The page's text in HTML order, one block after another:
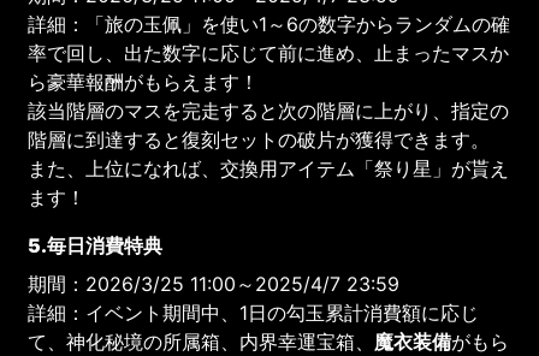
詳細：「旅の玉佩」を使い1～6の数字からランダムの確
率で回し、出た数字に応じて前に進め、止まったマスか
ら豪華報酬がもらえます！
該当階層のマスを完走すると次の階層に上がり、指定の
階層に到達すると復刻セットの破片が獲得できます。
また、上位になれば、交換用アイテム「祭り星」が貰え
ます！
5.毎日消費特典
期間：2026/3/25 11:00～2025/4/7 23:59
詳細：イベント期間中、1日の勾玉累計消費額に応じ
て、神化秘境の所属箱、内界幸運宝箱、 魔衣装備がもら